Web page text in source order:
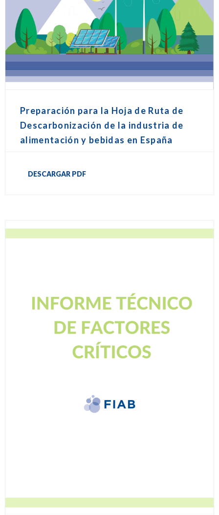
Preparación para la Hoja de Ruta de
Descarbonización de la industria de
alimentación y bebidas en España
DESCARGAR PDF